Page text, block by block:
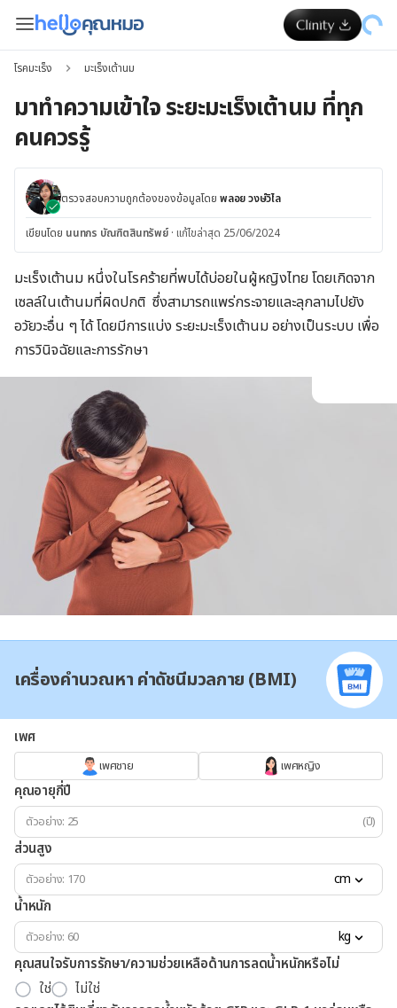
โรคมะเร็ง มะเร็งเต้านม
มาทำความเข้าใจ ระยะมะเร็งเต้านม ที่ทุก
คนควรรู้
ตรวจสอบความถูกต้องของข้อมูลโดย พลอย วงษ์วิไล
เขียนโดย นนทกร บัณฑิตสินทรัพย์ · แก้ไขล่าสุด 25/06/2024
มะเร็งเต้านม หนึ่งในโรคร้ายที่พบได้บ่อยในผู้หญิงไทย โดยเกิดจาก
เซลล์ในเต้านมที่ผิดปกติ ซึ่งสามารถแพร่กระจายและลุกลามไปยัง
อวัยวะอื่น ๆ ได้ โดยมีการแบ่ง ระยะมะเร็งเต้านม อย่างเป็นระบบ เพื่อ
การวินิจฉัยและการรักษา
เครื่องคำนวณหา ค่าดัชนีมวลกาย (BMI)
เพศ
เพศชาย เพศหญิง
คุณอายุกี่ปี
(ปี)
ส่วนสูง
cm
น้ำหนัก
kg
คุณสนใจรับการรักษา/ความช่วยเหลือด้านการลดน้ำหนักหรือไม่
ใช่
ไม่ใช่